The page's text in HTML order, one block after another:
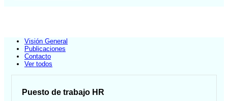
Visión General
Publicaciones
Contacto
Ver todos
Puesto de trabajo HR